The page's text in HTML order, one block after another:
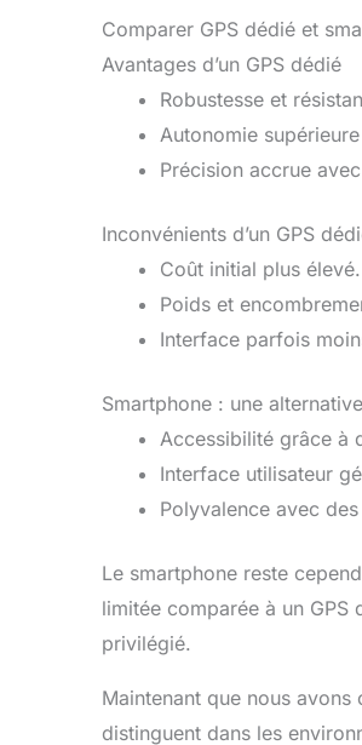
Comparer GPS dédié et
Avantages d’un GPS dédié
Robustesse et
Autonomie
Précision accrue
Inconvénients d’un GPS
Coût initial plus élevé.
Poids et
Interface parfois
Smartphone : une
Accessibilité grâce à
Interface utilisateur
Polyvalence avec
Le smartphone reste
limitée comparée à un GPS
privilégié.
Maintenant que nous
distinguent dans les